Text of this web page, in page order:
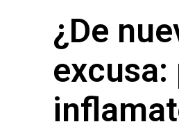
¿De
excusa: